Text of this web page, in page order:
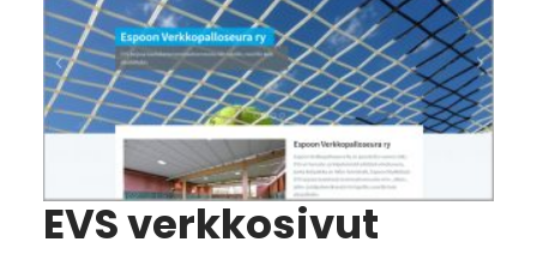
EVS verkkosivut